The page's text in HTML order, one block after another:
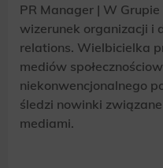
PR Manager | W
wizerunek organizacji i
relations. Wielbicielka
mediów
niekonwencjonalnego
śledzi nowinki
mediami.